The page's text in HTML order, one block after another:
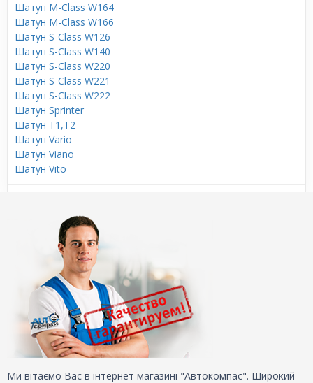
Шатун M-Class W164
Шатун M-Class W166
Шатун S-Class W126
Шатун S-Class W140
Шатун S-Class W220
Шатун S-Class W221
Шатун S-Class W222
Шатун Sprinter
Шатун T1,T2
Шатун Vario
Шатун Viano
Шатун Vito
Ми вітаємо Вас в інтернет магазині "Автокомпас". Широкий